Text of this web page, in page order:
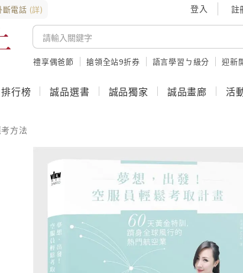
斷電話 (詳) 登入 註
禮享偶爸節 搶領全站9折券 語言學習ㄅ級分 迎新
排行榜 誠品選書 誠品獨家 誠品畫廊 活
方法